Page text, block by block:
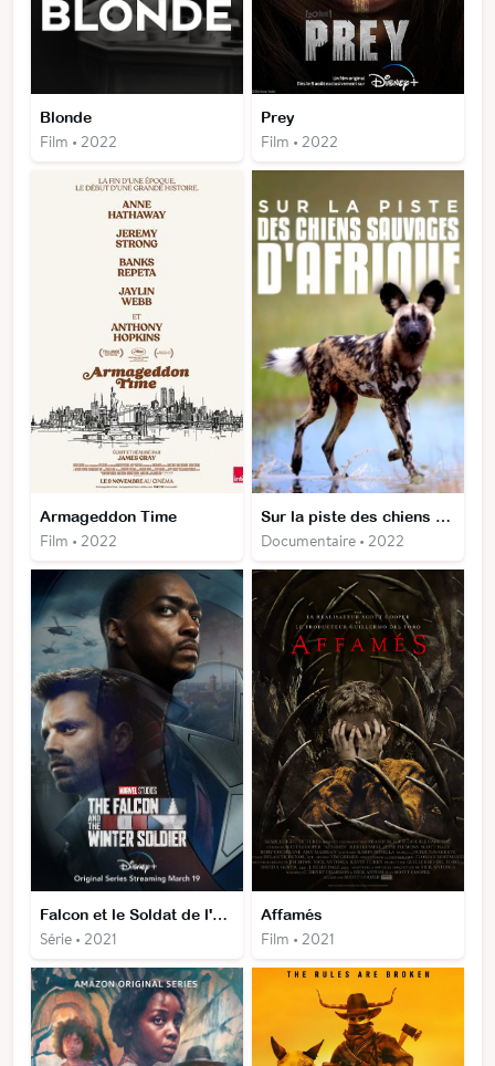
Blonde
Film • 2022
Prey
Film • 2022
Armageddon Time
Film • 2022
Sur la piste des chiens sauvages d'Afrique
Documentaire • 2022
Falcon et le Soldat de l'Hiver
Série • 2021
Affamés
Film • 2021